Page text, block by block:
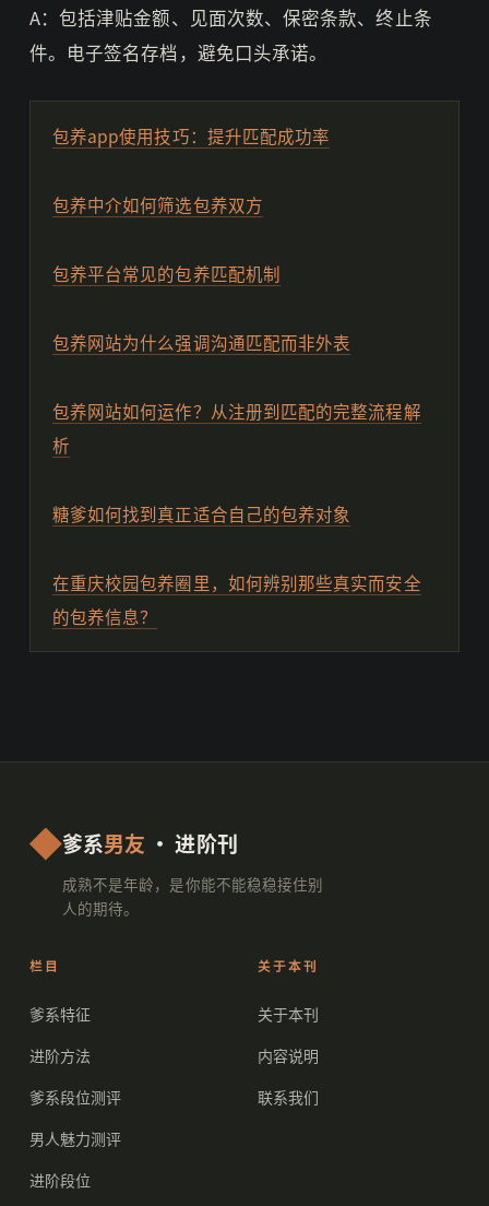
A：包括津贴金额、见面次数、保密条款、终止条
件。电子签名存档，避免口头承诺。
包养app使用技巧：提升匹配成功率
包养中介如何筛选包养双方
包养平台常见的包养匹配机制
包养网站为什么强调沟通匹配而非外表
包养网站如何运作？从注册到匹配的完整流程解
析
糖爹如何找到真正适合自己的包养对象
在重庆校园包养圈里，如何辨别那些真实而安全
的包养信息？
爹系男友 · 进阶刊
成熟不是年龄，是你能不能稳稳接住别
人的期待。
栏目
爹系特征
进阶方法
爹系段位测评
男人魅力测评
进阶段位
关于本刊
关于本刊
内容说明
联系我们